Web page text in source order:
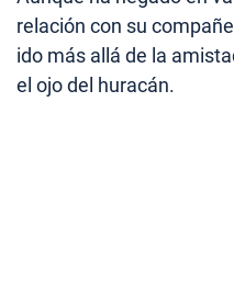
relación con su
ido más allá de la
el ojo del huracán.